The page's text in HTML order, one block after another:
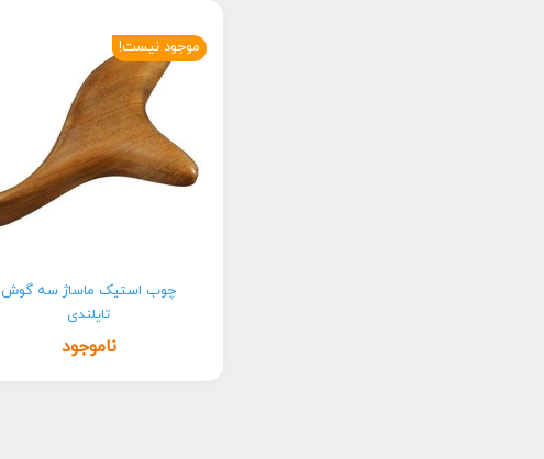
موجود نیست!
چوب استیک ماساژ سه گوش
تایلندی
ناموجود